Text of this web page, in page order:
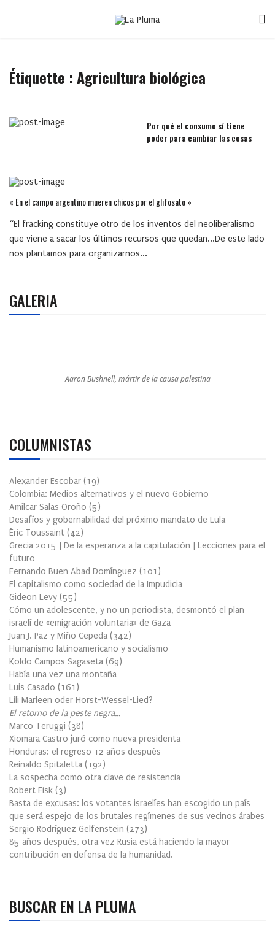
Étiquette :Agricultura biológica
Por qué el consumo sí tiene
poder para cambiar las cosas
« En el campo argentino mueren chicos por el glifosato »
“El fracking constituye otro de los inventos del neoliberalismo
que viene a sacar los últimos recursos que quedan...De este lado
nos plantamos para organizarnos...
GALERIA
Aaron Bushnell, mártir de la causa palestina
COLUMNISTAS
Alexander Escobar (19)
Colombia: Medios alternativos y el nuevo Gobierno
Amílcar Salas Oroño (5)
Desafíos y gobernabilidad del próximo mandato de Lula
Éric Toussaint (42)
Grecia 2015 | De la esperanza a la capitulación | Lecciones para el
futuro
Fernando Buen Abad Domínguez (101 )
El capitalismo como sociedad de la Impudicia
Gideon Levy (55)
Cómo un adolescente, y no un periodista, desmontó el plan
israelí de «emigración voluntaria» de Gaza
Juan J. Paz y Miño Cepeda (342)
Humanismo latinoamericano y socialismo
Koldo Campos Sagaseta (69)
Había una vez una montaña
Luis Casado (161 )
Lili Marleen oder Horst-Wessel-Lied?
El retorno de la peste negra…
Marco Teruggi (38)
Xiomara Castro juró como nueva presidenta
Honduras: el regreso 12 años después
Reinaldo Spitaletta (192)
La sospecha como otra clave de resistencia
Robert Fisk (3)
Basta de excusas: los votantes israelíes han escogido un país
que será espejo de los brutales regímenes de sus vecinos árabes
Sergio Rodríguez Gelfenstein (273)
85 años después, otra vez Rusia está haciendo la mayor
contribución en defensa de la humanidad.
BUSCAR EN LA PLUMA